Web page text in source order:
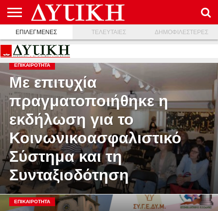
ΑΡΧΙΚΉ
ΕΠΙΚΟΙΝΩΝΊΑ
ΌΡΟΙ
ΧΡΉΣΗΣ
ΠΡΟΣΤΑΣΊΑ
ΠΡΟΣΩΠΙΚΏΝ
ΔΕΔΟΜΈΝΩΝ
ΕΠΙΛΕΓΜΕΝΕΣ ΤΕΛΕΥΤΑΙΕΣ ΔΗΜΟΦΙΛΕΣΤΕΡΕΣ
ΕΠΙΚΑΙΡΟΤΗΤΑ
Με επιτυχία
πραγματοποιήθηκε η
εκδήλωση για το
Κοινωνικοασφαλιστικό
Σύστημα και τη
Συνταξιοδότηση
ΕΠΙΚΑΙΡΟΤΗΤΑ